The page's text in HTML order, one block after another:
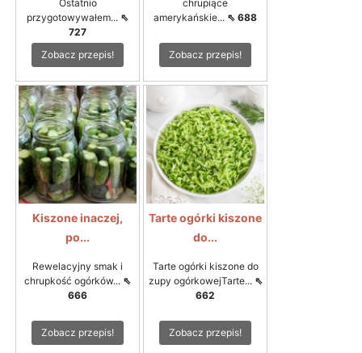
Ostatnio
przygotowywałem... ⇖
727
Zobacz przepis!
chrupiące
amerykańskie... ⇖ 688
Zobacz przepis!
Kiszone inaczej,
po...
Rewelacyjny smak i
chrupkość ogórków... ⇖
666
Zobacz przepis!
Tarte ogórki kiszone
do...
Tarte ogórki kiszone do
zupy ogórkowejTarte... ⇖
662
Zobacz przepis!